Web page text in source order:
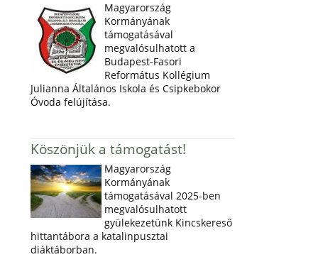
Magyarország
Kormányának
támogatásával
megvalósulhatott a
Budapest-Fasori
Református Kollégium
Julianna Általános Iskola és Csipkebokor
Óvoda felújítása.
Köszönjük a támogatást!
Magyarország
Kormányának
támogatásával 2025-ben
megvalósulhatott
gyülekezetünk Kincskereső
hittantábora a katalinpusztai
diáktáborban.